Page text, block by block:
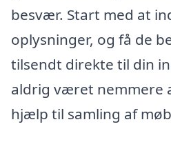
besvær. Start med at
oplysninger, og få de
tilsendt direkte til din
aldrig været nemmere
hjælp til samling af